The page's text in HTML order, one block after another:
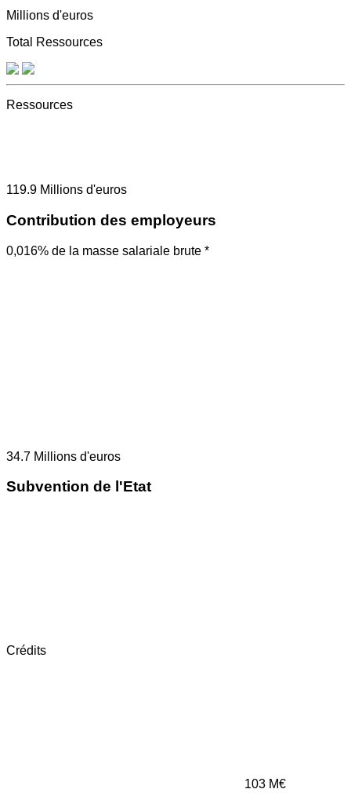
Millions d'euros
Total Ressources
Ressources
119.9 Millions d'euros
Contribution des employeurs
0,016% de la masse salariale brute *
34.7 Millions d'euros
Subvention de l'Etat
Crédits
103 M€